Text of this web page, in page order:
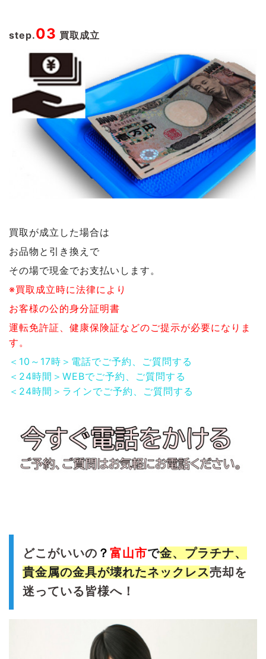
step.03 買取成立
買取が成立した場合は
お品物と引き換えで
その場で現金でお支払いします。
※買取成立時に法律により
お客様の公的身分証明書
運転免許証、健康保険証などのご提示が必要になりま
す。
＜10～17時＞電話でご予約、ご質問する
＜24時間＞WEBでご予約、ご質問する
＜24時間＞ラインでご予約、ご質問する
どこがいいの ？ 富山市で金、プラチナ、
貴金属の金具が壊れたネックレス売却を
迷っている皆様へ！